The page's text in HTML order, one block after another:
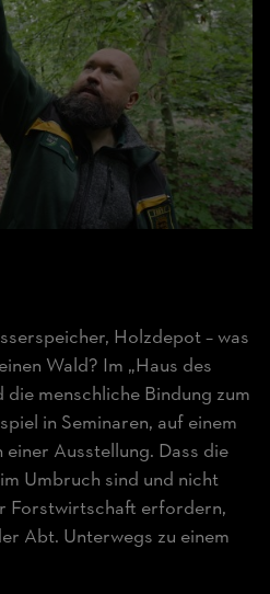
Holzdepot – was
Wald? Im „Haus des
menschliche Bindung zum
in Seminaren, auf einem
Ausstellung. Dass die
Umbruch sind und nicht
Forstwirtschaft erfordern,
Abt. Unterwegs zu einem